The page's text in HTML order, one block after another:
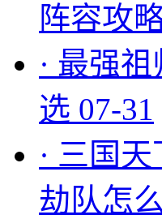
阵容攻
· 最强
选 07-31
· 三国
劫队怎